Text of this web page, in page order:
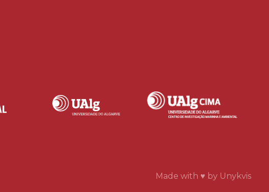
Made with ♥ by Unykvis